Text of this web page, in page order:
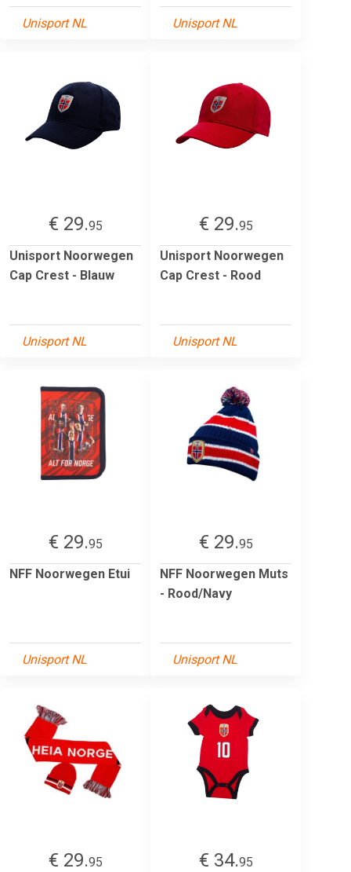
Unisport NL Unisport NL
€ 29.95
Unisport Noorwegen
Cap Crest - Blauw
Unisport NL
€ 29.95
Unisport Noorwegen
Cap Crest - Rood
Unisport NL
€ 29.95
NFF Noorwegen Etui
Unisport NL
€ 29.95
NFF Noorwegen Muts
- Rood/Navy
Unisport NL
€ 29.95
€ 34.95